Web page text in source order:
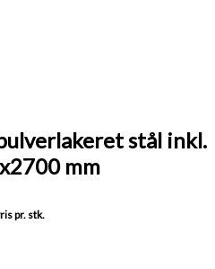
stål inkl.
mm
pr. stk.